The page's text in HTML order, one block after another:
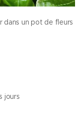
dans un pot de fleurs
jours